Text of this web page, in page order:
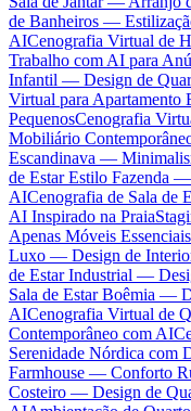
de Banheiros —
AICenografia Virtual de
Trabalho com AI para
Infantil — Design de
Virtual para
PequenosCenografia
Mobiliário
Escandinava —
de Estar Estilo Fazenda
AICenografia de Sala de
AI Inspirado na Praia
Apenas Móveis
Luxo — Design de
de Estar Industrial —
Sala de Estar Boêmia —
AICenografia Virtual de
Contemporâneo com AI
Serenidade Nórdica com
Farmhouse — Conforto
Costeiro — Design de